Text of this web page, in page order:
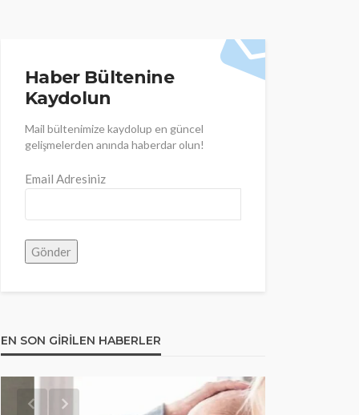
Haber Bültenine
Kaydolun
Mail bültenimize kaydolup en güncel
gelişmelerden anında haberdar olun!
Email Adresiniz
EN SON GIRILEN HABERLER